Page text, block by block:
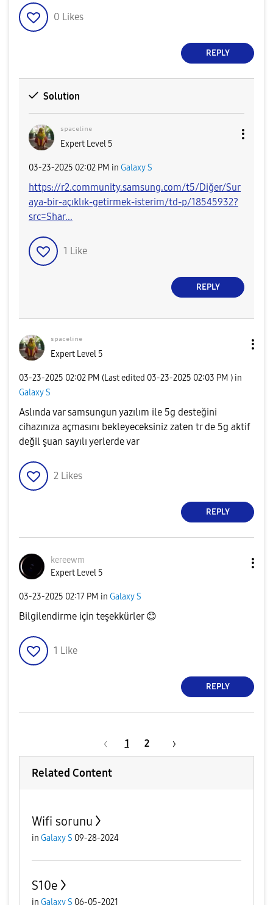
0 Likes
REPLY
Solution
ˢᵖᵃᶜᵉˡⁱⁿᵉ
Expert Level 5
‎03-23-2025 02:02 PM in Galaxy S
https://r2.community.samsung.com/t5/Diğer/Sur
aya-bir-açıklık-getirmek-isterim/td-p/18545932?
src=Shar...
1 Like
REPLY
ˢᵖᵃᶜᵉˡⁱⁿᵉ
Expert Level 5
‎03-23-2025 02:02 PM (Last edited ‎03-23-2025 02:03 PM ) in
Galaxy S
Aslında var samsungun yazılım ile 5g desteğini
cihazınıza açmasını bekleyeceksiniz zaten tr de 5g aktif
değil şuan sayılı yerlerde var
2 Likes
REPLY
kereewm
Expert Level 5
‎03-23-2025 02:17 PM in Galaxy S
Bilgilendirme için teşekkürler 😊
1 Like
REPLY
1 2
Related Content
Wifi sorunu
in Galaxy S 09-28-2024
S10e
in Galaxy S 06-05-2021